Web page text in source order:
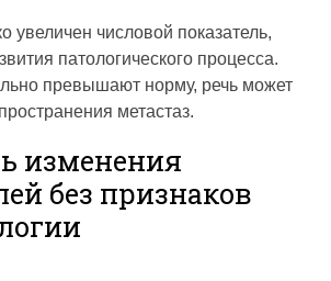
увеличен числовой показатель,
патологического процесса.
превышают норму, речь может
метастаз.
изменения
без признаков